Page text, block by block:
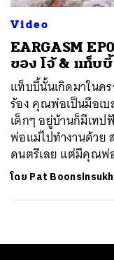
Video
EARGASM
ของ โจ้ & แท็บบี้
แท็บบี้นั้นเกิดมาใน
ร้อง คุณพ่อเป็นมือเ
เด็กๆ อยู่บ้านก็มีเท
พ่อแม่ไปทำงานด้วย
ดนตรีเลย แต่มีคุณพ่
โดย Pat Boonsinsukh
SHARE